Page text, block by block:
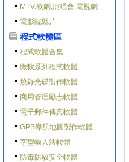
MTV.歌劇.演唱會.電視劇
電影院縣片
程式軟體區
程式軟體合集
微軟系列程式軟體
燒錄光碟製作軟體
商用管理勵志軟體
電子郵件傳真軟體
GPS導航地圖製作軟體
字型輸入法軟體
防毒防駭安全軟體